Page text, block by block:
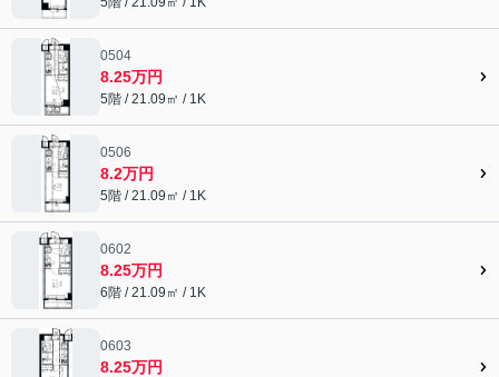
0504
8.25万円
5階 / 21.09㎡ / 1K
0506
8.2万円
5階 / 21.09㎡ / 1K
0602
8.25万円
6階 / 21.09㎡ / 1K
0603
8.25万円